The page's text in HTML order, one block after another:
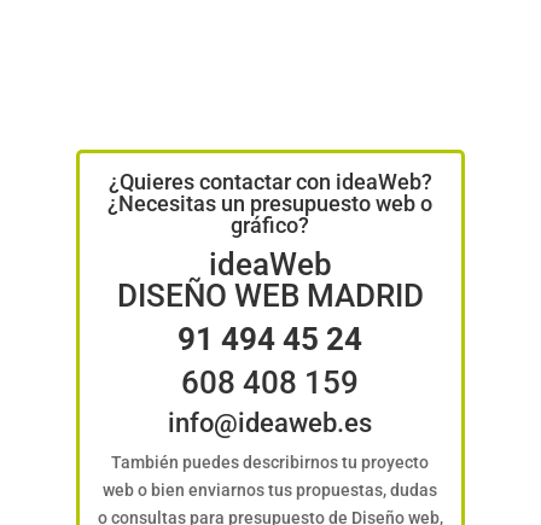
¿Quieres contactar con ideaWeb?
¿Necesitas un presupuesto web o
gráfico?
ideaWeb
DISEÑO WEB MADRID
91 494 45 24
608 408 159
info@ideaweb.es
También puedes describirnos tu proyecto
web o bien enviarnos tus propuestas, dudas
o consultas para presupuesto de Diseño web,